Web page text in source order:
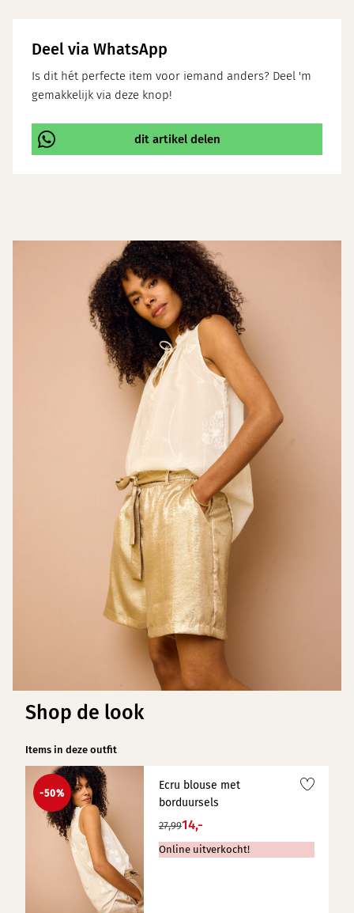
Deel via WhatsApp
Is dit hét perfecte item voor iemand anders? Deel 'm
gemakkelijk via deze knop!
dit artikel delen
Shop de look
Items in deze outfit
-50%
Ecru blouse met
borduursels
27,9914,-
Online uitverkocht!